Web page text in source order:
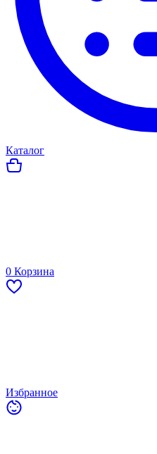
Каталог
0 Корзина
Избранное